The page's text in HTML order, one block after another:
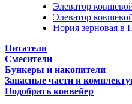
Элеватор
Элеватор
Нория зерновая в
Питатели
Смесители
Бункеры и накопители
Запасные части и
Подобрать конвейер